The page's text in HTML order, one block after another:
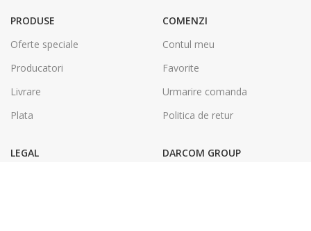
PRODUSE
Oferte speciale
Producatori
Livrare
Plata
COMENZI
Contul meu
Favorite
Urmarire comanda
Politica de retur
LEGAL
DARCOM GROUP